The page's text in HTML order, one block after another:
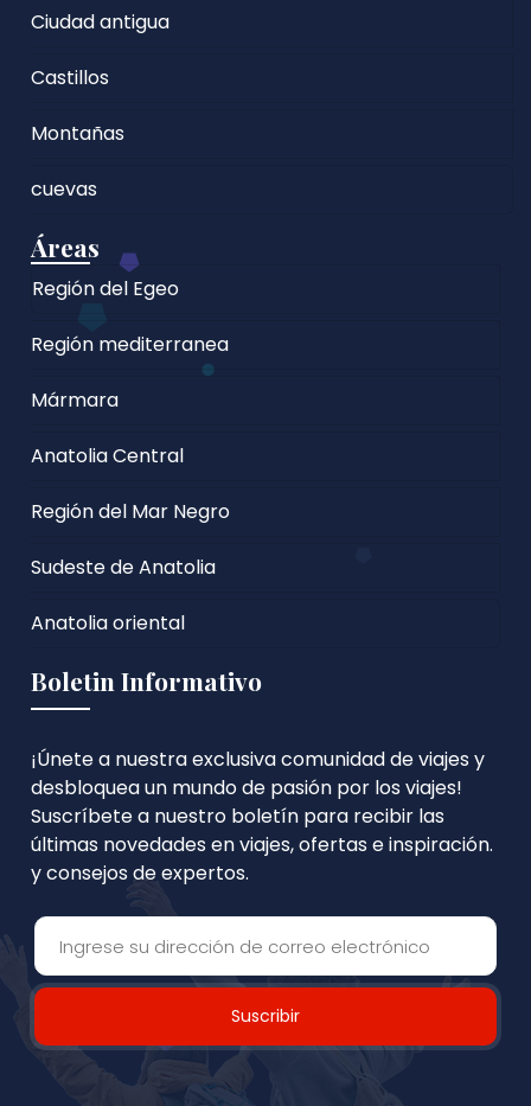
Ciudad antigua
Castillos
Montañas
cuevas
Áreas
Región del Egeo
Región mediterranea
Mármara
Anatolia Central
Región del Mar Negro
Sudeste de Anatolia
Anatolia oriental
Boletin Informativo
¡Únete a nuestra exclusiva comunidad de viajes y
desbloquea un mundo de pasión por los viajes!
Suscríbete a nuestro boletín para recibir las
últimas novedades en viajes, ofertas e inspiración.
y consejos de expertos.
Suscribir